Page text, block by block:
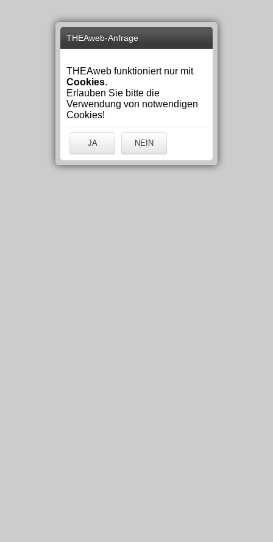
THEAweb-Anfrage
THEAweb funktioniert nur mit
Cookies.
Erlauben Sie bitte die
Verwendung von notwendigen
Cookies!
JA NEIN